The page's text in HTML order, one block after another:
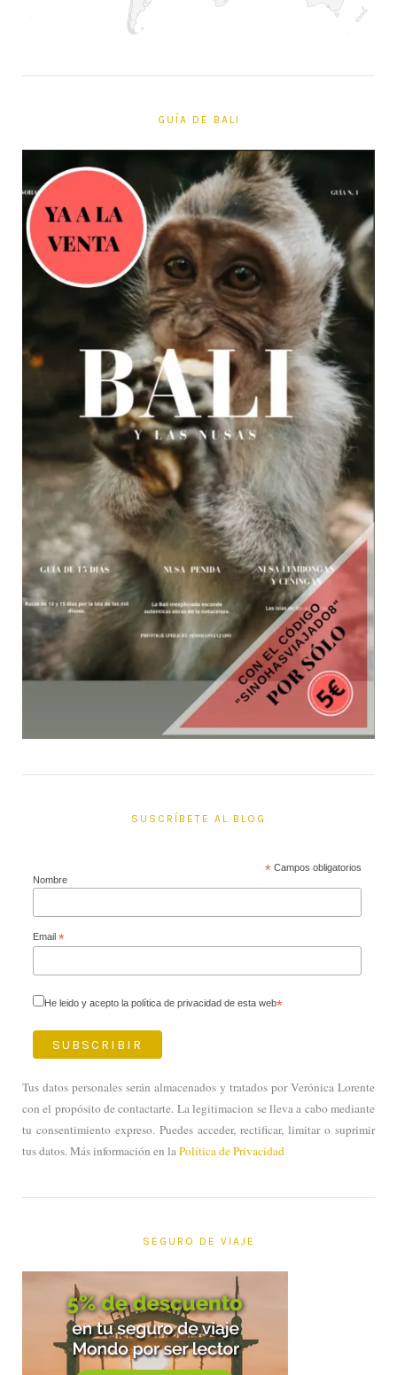
GUÍA DE BALI
SUSCRÍBETE AL BLOG
*Campos obligatorios
Nombre
Email *
He leido y acepto la política de privacidad de esta web*
Tus datos personales serán almacenados y tratados por Verónica Lorente
con el propósito de contactarte. La legitimacion se lleva a cabo mediante
tu consentimiento expreso. Puedes acceder, rectificar, limitar o suprimir
tus datos. Más información en laPolítica de Privacidad
SEGURO DE VIAJE